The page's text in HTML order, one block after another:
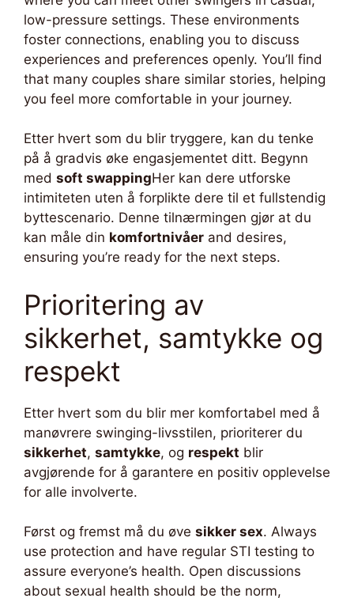
low-pressure settings. These environments
foster connections, enabling you to discuss
experiences and preferences openly. You’ll find
that many couples share similar stories, helping
you feel more comfortable in your journey.
Etter hvert som du blir tryggere, kan du tenke
på å gradvis øke engasjementet ditt. Begynn
med soft swappingHer kan dere utforske
intimiteten uten å forplikte dere til et fullstendig
byttescenario. Denne tilnærmingen gjør at du
kan måle din komfortnivåer and desires,
ensuring you’re ready for the next steps.
Prioritering av
sikkerhet, samtykke og
respekt
Etter hvert som du blir mer komfortabel med å
manøvrere swinging-livsstilen, prioriterer du
sikkerhet, samtykke, og respekt blir
avgjørende for å garantere en positiv opplevelse
for alle involverte.
Først og fremst må du øve sikker sex. Always
use protection and have regular STI testing to
assure everyone’s health. Open discussions
about sexual health should be the norm,